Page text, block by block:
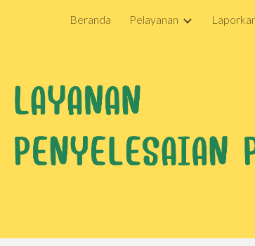
Skip to
Beranda Pelayanan